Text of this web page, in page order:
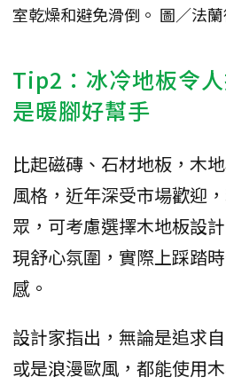
室乾燥和避免滑倒。 圖／法
Tip2：冰冷地板令
是暖腳好幫手
比起磁磚、石材地板，木
風格，近年深受市場歡迎
眾，可考慮選擇木地板設
現舒心氛圍，實際上踩踏
感。
設計家指出，無論是追求
或是浪漫歐風，都能使用